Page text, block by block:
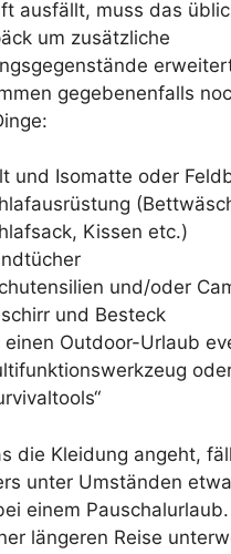
ausfällt, muss das
um zusätzliche
gegebenenfalls
und Isomatte oder
Kissen etc.)
und/oder
und Besteck
einen Outdoor-Urlaub
die Kleidung angeht,
unter Umständen
einem
längeren Reise